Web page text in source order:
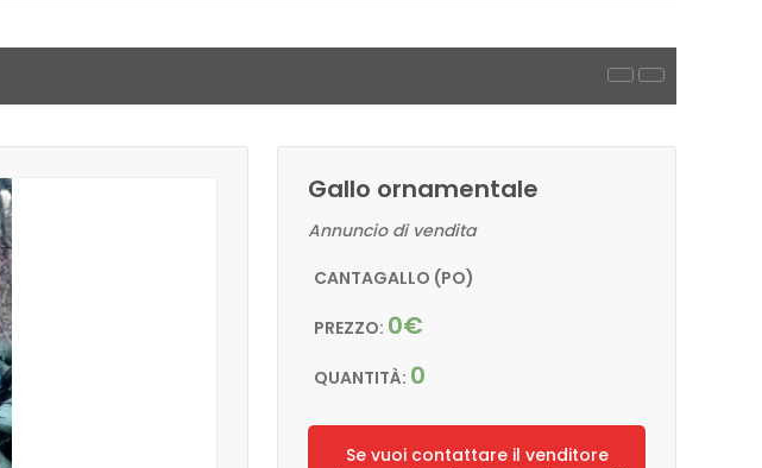
Gallo ornamentale
Annuncio di vendita
CANTAGALLO (PO)
PREZZO: 0€
QUANTITÀ: 0
Se vuoi contattare il venditore